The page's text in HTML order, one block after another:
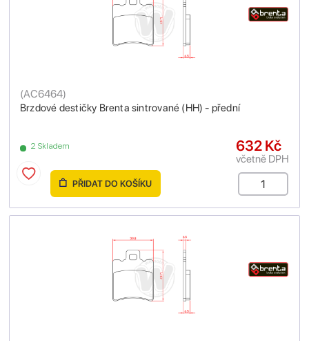
Brzdové destičky Brenta sintrované (HH) - přední
(AC6464)
2 Skladem 632 Kč
včetně DPH
PŘIDAT DO KOŠÍKU